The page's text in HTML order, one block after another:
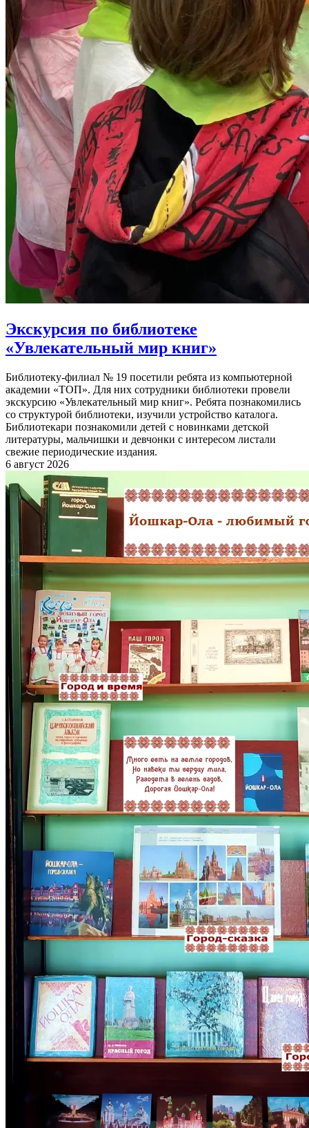
Экскурсия по библиотеке
«Увлекательный мир книг»
Библиотеку-филиал № 19 посетили ребята из компьютерной
академии «ТОП». Для них сотрудники библиотеки провели
экскурсию «Увлекательный мир книг». Ребята познакомились
со структурой библиотеки, изучили устройство каталога.
Библиотекари познакомили детей с новинками детской
литературы, мальчишки и девчонки с интересом листали
свежие периодические издания.
6 август 2026